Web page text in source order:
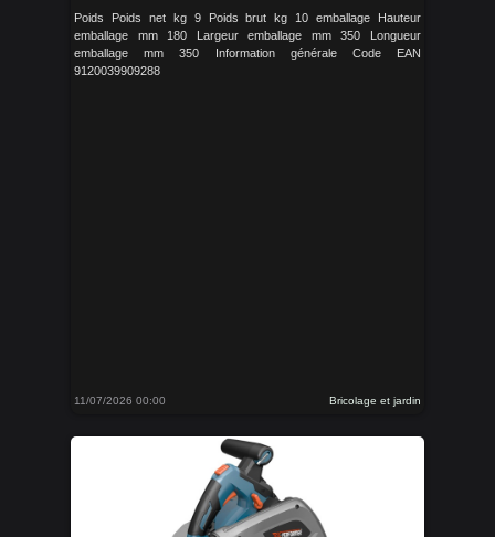
Poids Poids net kg 9 Poids brut kg 10 emballage Hauteur
emballage mm 180 Largeur emballage mm 350 Longueur
emballage mm 350 Information générale Code EAN
9120039909288
11/07/2026 00:00 Bricolage et jardin